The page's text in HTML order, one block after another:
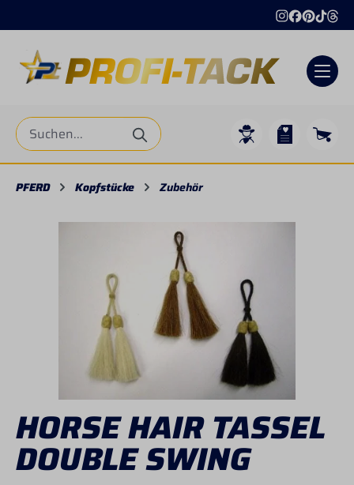
PFERD Kopfstücke Zubehör
HORSE HAIR TASSEL
DOUBLE SWING